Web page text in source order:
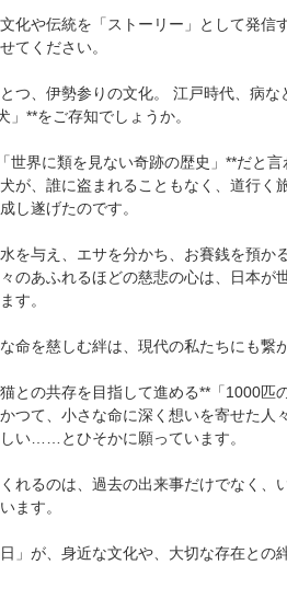
化や伝統を「ストーリー」として発信
てください。
つ、伊勢参りの文化。 江戸時代、病
」**をご存知でしょうか。
世界に類を見ない奇跡の歴史」**だと
が、誰に盗まれることもなく、道行く
し遂げたのです。
を与え、エサを分かち、お賽銭を預
のあふれるほどの慈悲の心は、日本が
す。
命を慈しむ絆は、現代の私たちにも繋
との共存を目指して進める**「1000匹
つて、小さな命に深く想いを寄せた人
い……とひそかに願っています。
れるのは、過去の出来事だけでなく、
ます。
日」が、身近な文化や、大切な存在との